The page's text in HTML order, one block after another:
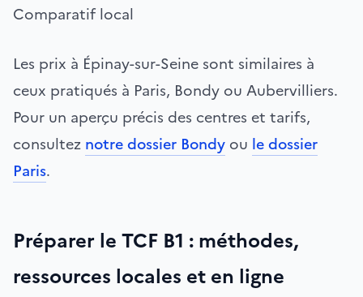
Comparatif local
Les prix à Épinay-sur-Seine sont similaires à
ceux pratiqués à Paris, Bondy ou Aubervilliers.
Pour un aperçu précis des centres et tarifs,
consultez notre dossier Bondy ou le dossier
Paris.
Préparer le TCF B1 : méthodes,
ressources locales et en ligne